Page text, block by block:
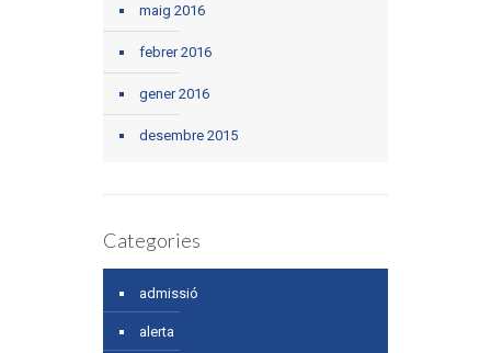
maig 2016
febrer 2016
gener 2016
desembre 2015
Categories
admissió
alerta